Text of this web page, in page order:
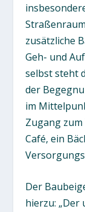
zusätzliche
Geh- und
selbst steht
der
im
Zugang
Café, ein
Der
hierzu: „Der